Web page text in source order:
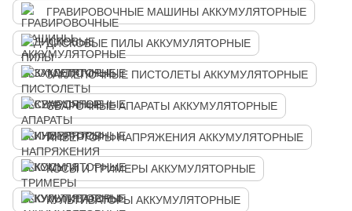
ГРАВИРОВОЧНЫЕ МАШИНЫ АККУМУЛЯТОРНЫЕ
ДИСКОВЫЕ ПИЛЫ АККУМУЛЯТОРНЫЕ
ЗАКЛЕПОЧНЫЕ ПИСТОЛЕТЫ АККУМУЛЯТОРНЫЕ
СВАРОЧНЫЕ АПАРАТЫ АККУМУЛЯТОРНЫЕ
ИНВЕРТОРЫ НАПРЯЖЕНИЯ АККУМУЛЯТОРНЫЕ
КОСЫ И ТРИМЕРЫ АККУМУЛЯТОРНЫЕ
КУЛЬТИВАТОРЫ АККУМУЛЯТОРНЫЕ